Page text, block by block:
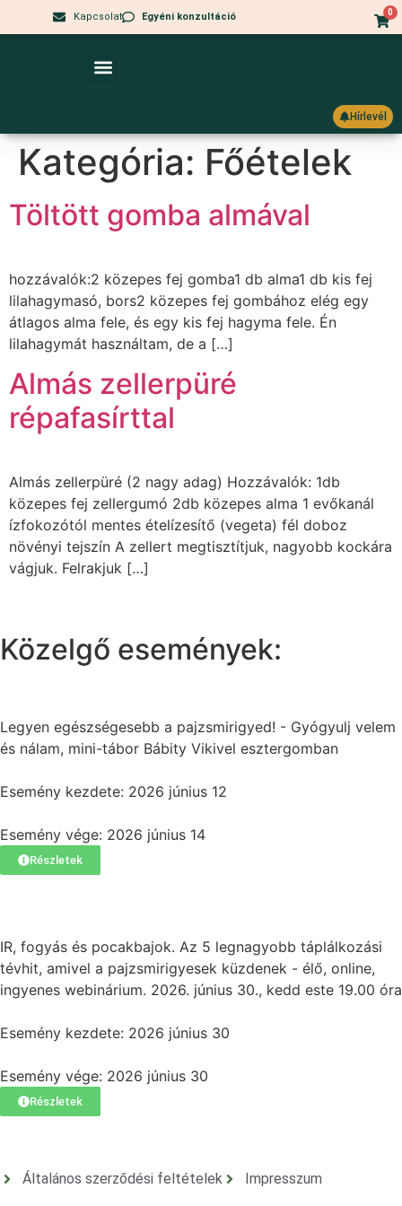
Kapcsolat Egyéni konzultáció 0
Hírlevél
Kategória: Főételek
Töltött gomba almával
hozzávalók:2 közepes fej gomba1 db alma1 db kis fej
lilahagymasó, bors2 közepes fej gombához elég egy
átlagos alma fele, és egy kis fej hagyma fele. Én
lilahagymát használtam, de a […]
Almás zellerpüré
répafasírttal
Almás zellerpüré (2 nagy adag) Hozzávalók: 1db
közepes fej zellergumó 2db közepes alma 1 evőkanál
ízfokozótól mentes ételízesítő (vegeta) fél doboz
növényi tejszín A zellert megtisztítjuk, nagyobb kockára
vágjuk. Felrakjuk […]
Közelgő események:
Legyen egészségesebb a pajzsmirigyed! - Gyógyulj velem
és nálam, mini-tábor Bábity Vikivel esztergomban
Esemény kezdete: 2026 június 12
Esemény vége: 2026 június 14
Részletek
IR, fogyás és pocakbajok. Az 5 legnagyobb táplálkozási
tévhit, amivel a pajzsmirigyesek küzdenek - élő, online,
ingyenes webinárium. 2026. június 30., kedd este 19.00 óra
Esemény kezdete: 2026 június 30
Esemény vége: 2026 június 30
Részletek
Általános szerződési feltételek Impresszum